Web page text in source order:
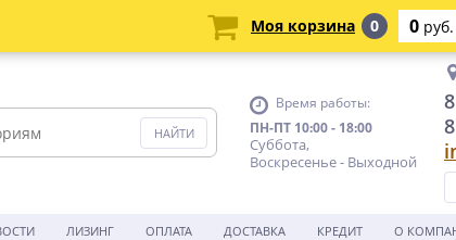
Время работы:
ПН-ПТ 10:00 - 18:00
Суббота,
Воскресенье - Выходной
ЛИЗИНГ ОПЛАТА ДОСТАВКА КРЕДИТ О
Моя корзина 0 0 руб.